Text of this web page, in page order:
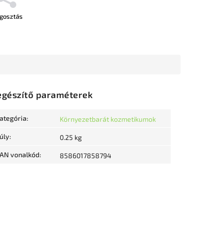
paraméterek
: Környezetbarát kozmetikumok
: 0.25 kg
vonalkód: 8586017858794